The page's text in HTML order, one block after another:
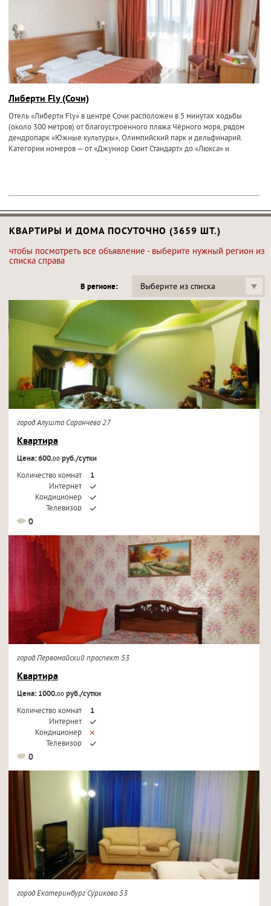
Либерти Fly (Сочи)
Отель «Либерти Fly» в центре Сочи расположен в 5 минутах ходьбы
(около 300 метров) от благоустроенного пляжа Чёрного моря, рядом
дендропарк «Южные культуры», Олимпийский парк и дельфинарий.
Категории номеров — от «Джуниор Сюит Стандарт» до «Люкса» и
КВАРТИРЫ И ДОМА ПОСУТОЧНО (3659 ШТ.)
чтобы посмотреть все объявление - выберите нужный регион из
списка справа
В регионе: Выберите из списка
город Алушта Саранчева 27
Квартира
Цена: 600.00руб./сутки
Количество комнат
1
Интернет
Кондиционер
Телевизор
0
город Первомайский проспект 53
Квартира
Цена: 1000.00руб./сутки
Количество комнат
1
Интернет
Кондиционер
Телевизор
0
город Екатеринбург Сурикова 53